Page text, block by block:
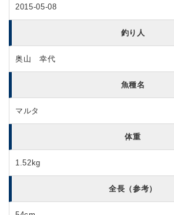
2015-05-08
釣り人
奥山 幸代
魚種名
マルタ
体重
1.52kg
全長（参考）